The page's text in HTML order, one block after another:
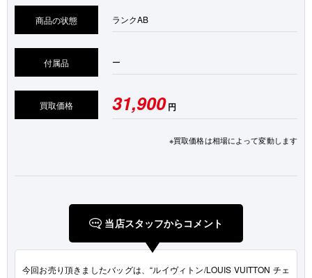
商品の状態 ランクAB
付属品 ー
買取価格 31,900円
※買取価格は相場によって変動します
当店スタッフからコメント
今回お売り頂きましたバッグは、“ルイヴィトン/LOUIS VUITTON チェ